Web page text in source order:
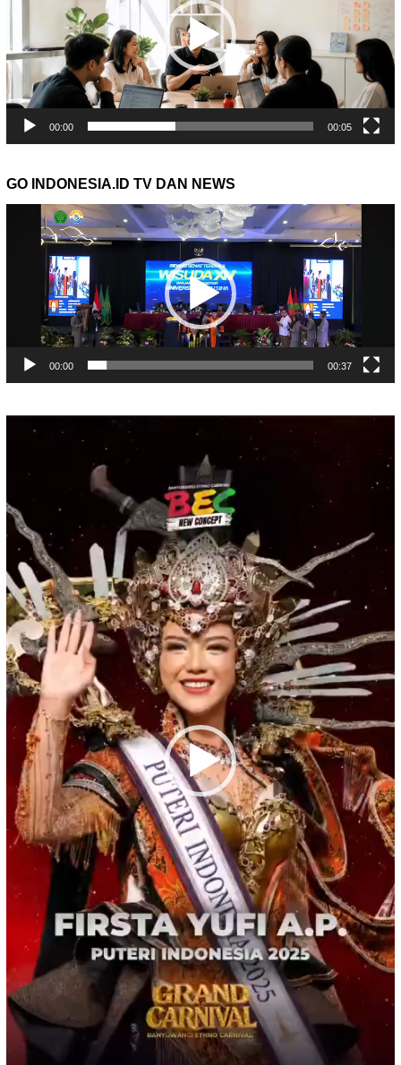
00:00 00:05
GO INDONESIA.ID TV DAN NEWS
Pemutar
00:00 00:37